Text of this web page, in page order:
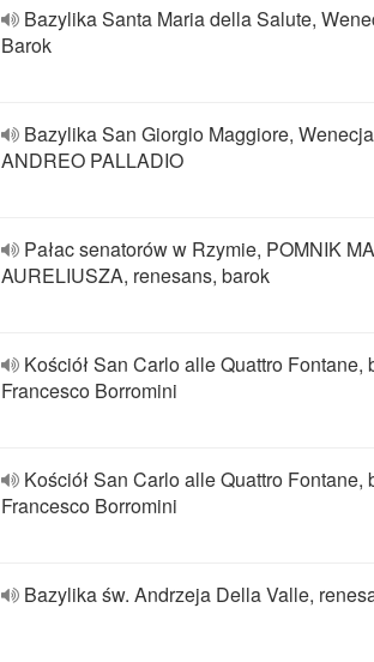
Bazylika Santa Maria della Salute,
Barok
Bazylika San Giorgio Maggiore,
ANDREO PALLADIO
Pałac senatorów w Rzymie, POMNIK
AURELIUSZA, renesans, barok
Kościół San Carlo alle Quattro Fontane,
Francesco Borromini
Kościół San Carlo alle Quattro Fontane,
Francesco Borromini
Bazylika św. Andrzeja Della Valle,